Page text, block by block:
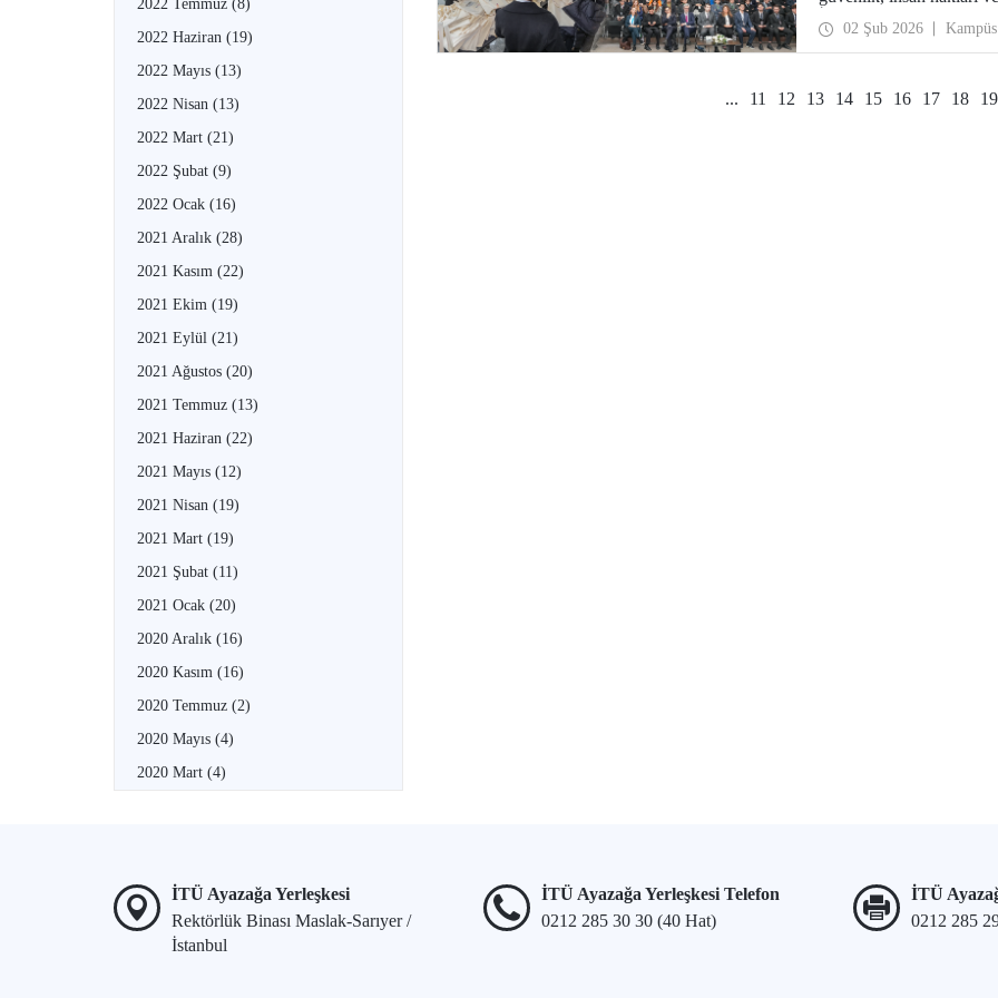
2022 Temmuz (8)
2022 Haziran (19)
2022 Mayıs (13)
2022 Nisan (13)
2022 Mart (21)
2022 Şubat (9)
2022 Ocak (16)
2021 Aralık (28)
2021 Kasım (22)
2021 Ekim (19)
2021 Eylül (21)
2021 Ağustos (20)
2021 Temmuz (13)
2021 Haziran (22)
2021 Mayıs (12)
2021 Nisan (19)
2021 Mart (19)
2021 Şubat (11)
2021 Ocak (20)
2020 Aralık (16)
2020 Kasım (16)
2020 Temmuz (2)
2020 Mayıs (4)
2020 Mart (4)
bir Birleşmiş Milletler
02 Şub 2026 Kampüs
... 11 12 13 14 15 16 17 18 19
İTÜ Ayazağa Yerleşkesi
Rektörlük Binası Maslak-Sarıyer /
İstanbul
İTÜ Ayazağa Yerleşkesi Telefon
0212 285 30 30 (40 Hat)
İTÜ
0212 285